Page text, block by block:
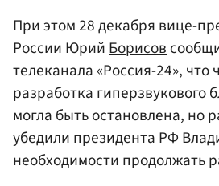
При этом 28 декабря вице-
России ЮрийБорисов
телеканала «Россия-24», что
разработка гиперзвукового
могла быть остановлена, но
убедили президента РФ
необходимости продолжать